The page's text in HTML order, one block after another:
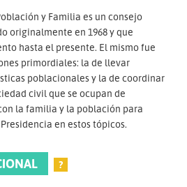
y Familia es un consejo
originalmente en 1968 y que
hasta el presente. El mismo fue
primordiales: la de llevar
poblacionales y la de coordinar
civil que se ocupan de
la familia y la población para
en estos tópicos.
?